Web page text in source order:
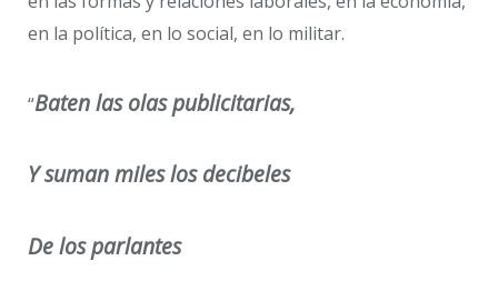
en la política, en lo social, en lo militar.
“Baten las olas publicitarias,
Y suman miles los decibeles
De los parlantes